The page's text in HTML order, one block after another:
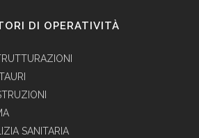
DI OPERATIVITÀ
SANITARIA